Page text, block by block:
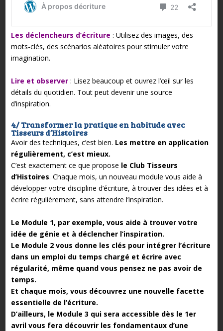
Les déclencheurs d’écriture : Utilisez des images, des
mots-clés, des scénarios aléatoires pour stimuler votre
imagination.
Lire et observer : Lisez beaucoup et ouvrez l’œil sur les
détails du quotidien. Tout peut devenir une source
d’inspiration.
4/ Transformer la pratique en habitude avec
Tisseurs d’Histoires
Avoir des techniques, c’est bien. Les mettre en application
régulièrement, c’est mieux.
C’est exactement ce que propose le Club Tisseurs
d’Histoires. Chaque mois, un nouveau module vous aide à
développer votre discipline d’écriture, à trouver des idées et à
écrire régulièrement, sans attendre l’inspiration.
Le Module 1, par exemple, vous aide à trouver votre
idée de génie et à déclencher l’inspiration.
Le Module 2 vous donne les clés pour intégrer l’écriture
dans un emploi du temps chargé et écrire avec
régularité, même quand vous pensez ne pas avoir de
temps.
Et chaque mois, vous découvrez une nouvelle facette
essentielle de l’écriture.
D’ailleurs, le Module 3 qui sera accessible dès le 1er
avril vous fera découvrir les fondamentaux d’une